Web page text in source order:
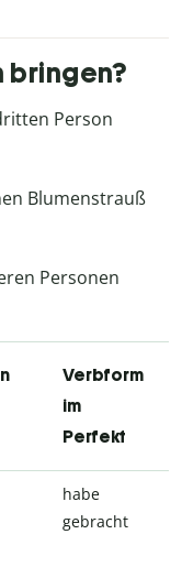
bringen?
Person
Blumenstrauß
Personen
Verbform
im
Perfekt
habe
gebracht